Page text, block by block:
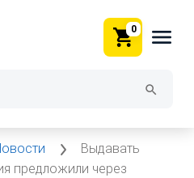
0
Выдавать
предложили через